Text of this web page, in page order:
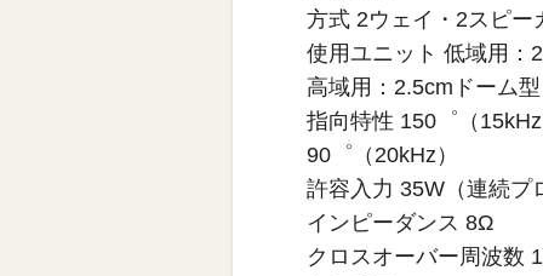
方式 2ウェイ・2スピー
使用ユニット 低域用：
高域用：2.5cmドーム
指向特性 150゜（
90゜（20kHz）
許容入力 35W（連続プ
インピーダンス 8Ω
クロスオーバー周波数